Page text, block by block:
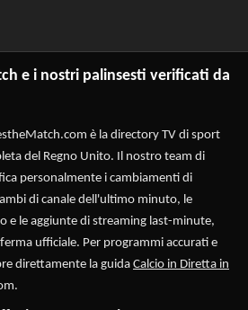
e i nostri palinsesti verificati da
è la directory TV di sport
del Regno Unito. Il nostro team di
personalmente i cambiamenti di
di canale dell'ultimo minuto, le
e le aggiunte di streaming last-minute,
ufficiale. Per programmi accurati e
direttamente la guida Calcio in Diretta in